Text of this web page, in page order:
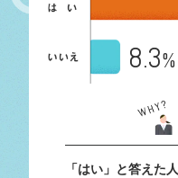
8.3%
「はい」と答えた人